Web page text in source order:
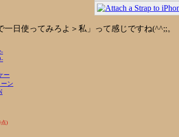
日使ってみろよ＞私」って感じですね(^^;;。
ー
ン
点)